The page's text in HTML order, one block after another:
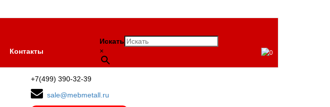
Контакты
Искать
×
0
+7(499) 390-32-39
sale@mebmetall.ru